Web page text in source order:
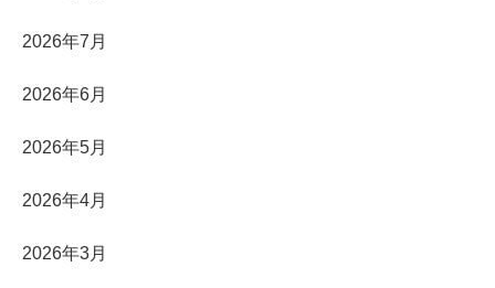
2026年7月
2026年6月
2026年5月
2026年4月
2026年3月